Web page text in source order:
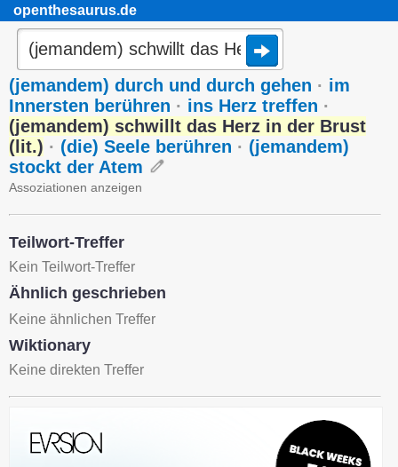
openthesaurus.de
(jemandem) durch und durch gehen · im
Innersten berühren · ins Herz treffen ·
(jemandem) schwillt das Herz in der Brust
(lit.) · (die) Seele berühren · (jemandem)
stockt der Atem
Assoziationen anzeigen
Teilwort-Treffer
Kein Teilwort-Treffer
Ähnlich geschrieben
Keine ähnlichen Treffer
Wiktionary
Keine direkten Treffer